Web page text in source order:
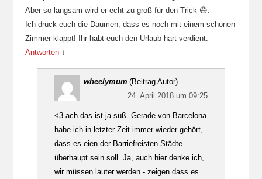
Aber so langsam wird er echt zu groß für den Trick 😄.
Ich drück euch die Daumen, dass es noch mit einem schönen
Zimmer klappt! Ihr habt euch den Urlaub hart verdient.
Antworten ↓
wheelymum (Beitrag Autor)
24. April 2018 um 09:25
<3 ach das ist ja süß. Gerade von Barcelona
habe ich in letzter Zeit immer wieder gehört,
dass es eien der Barriefreisten Städte
überhaupt sein soll. Ja, auch hier denke ich,
wir müssen lauter werden - zeigen dass es